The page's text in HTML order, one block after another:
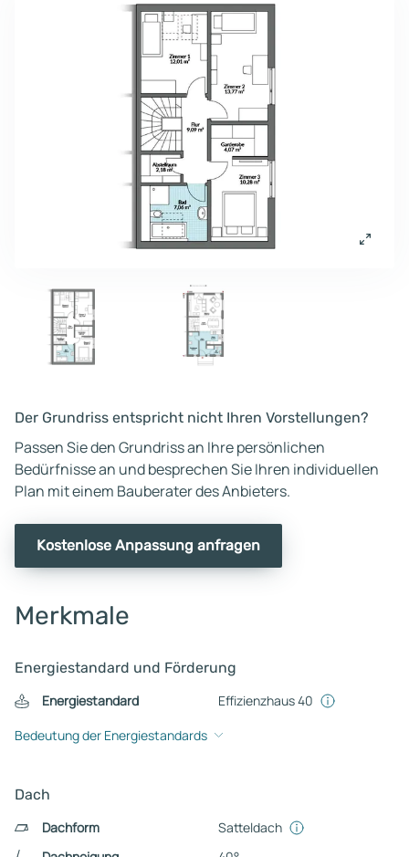
Der Grundriss entspricht nicht Ihren Vorstellungen?
Passen Sie den Grundriss an Ihre persönlichen
Bedürfnisse an und besprechen Sie Ihren individuellen
Plan mit einem Bauberater des Anbieters.
Kostenlose Anpassung anfragen
Merkmale
Energiestandard und Förderung
Energiestandard
Effizienzhaus 40
Bedeutung der Energiestandards
Dach
Dachform
Satteldach